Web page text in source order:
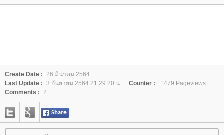
Create Date : 26 มีนาคม 2564
Last Update : 3 กันยายน 2564 21:29:20 น. Counter :
1479 Pageviews.
Comments : 2